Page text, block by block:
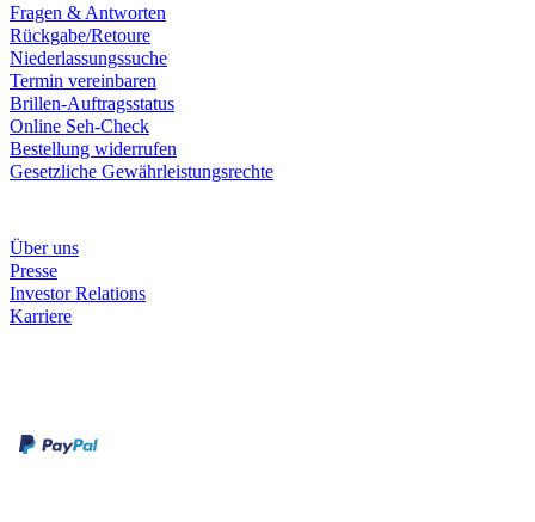
Fragen & Antworten
Rückgabe/Retoure
Niederlassungssuche
Termin vereinbaren
Brillen-Auftragsstatus
Online Seh-Check
Bestellung widerrufen
Gesetzliche Gewährleistungsrechte
Über uns
Presse
Investor Relations
Karriere